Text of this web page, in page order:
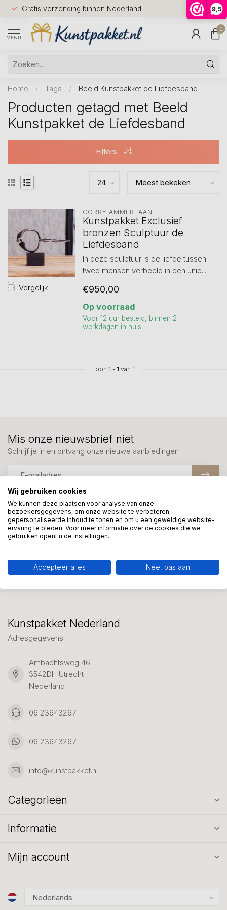
9,5
Gratis verzending binnen Nederland
Voor
huis
9.5
MENU
0
Home / Tags / Beeld Kunstpakket de Liefdesband
Producten getagd met Beeld
Kunstpakket de Liefdesband
Filters
Vergelijk
CORRY AMMERLAAN
Kunstpakket Exclusief
bronzen Sculptuur de
Liefdesband
In deze sculptuur is de liefde tussen
twee mensen verbeeld in een unie...
€950,00
Op voorraad
Voor 12 uur besteld, binnen 2
werkdagen in huis.
Toon 1 - 1 van 1
Meer informatie?
We helpen graag met uw keuze of geven advies, bel of app
ons 7 dagen per week: 06-23643267
Klantenservice
Mis onze nieuwsbrief niet
Schrijf je in en ontvang onze nieuwe aanbiedingen
Kunstpakket Nederland
Adresgegevens:
Ambachtsweg 46
3542DH Utrecht
Nederland
06 23643267
06 23643267
info@kunstpakket.nl
Categorieën
Informatie
Mijn account
Wij gebruiken cookies
We kunnen deze plaatsen voor analyse van onze
bezoekersgegevens, om onze website te verbeteren,
gepersonaliseerde inhoud te tonen en om u een geweldige website-
ervaring te bieden. Voor meer informatie over de cookies die we
gebruiken opent u de instellingen.
Accepteer alles Nee, pas aan